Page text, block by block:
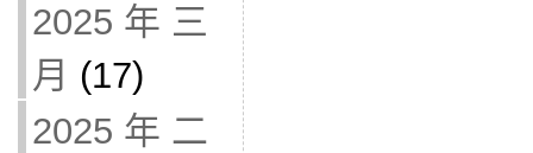
2025 年 三
月 (17)
2025 年 二